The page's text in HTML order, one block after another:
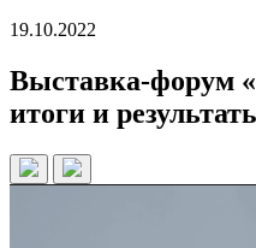
19.10.2022
Выставка-форум
итоги и